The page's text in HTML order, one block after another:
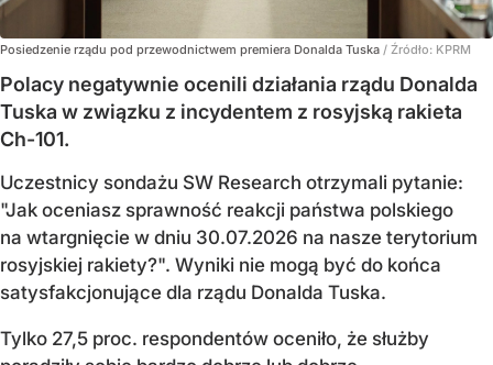
Posiedzenie rządu pod przewodnictwem premiera Donalda Tuska / Źródło: KPRM
Polacy negatywnie ocenili działania rządu Donalda
Tuska w związku z incydentem z rosyjską rakieta
Ch-101.
Uczestnicy sondażu SW Research otrzymali pytanie:
"Jak oceniasz sprawność reakcji państwa polskiego
na wtargnięcie w dniu 30.07.2026 na nasze terytorium
rosyjskiej rakiety?". Wyniki nie mogą być do końca
satysfakcjonujące dla rządu Donalda Tuska.
Tylko 27,5 proc. respondentów oceniło, że służby